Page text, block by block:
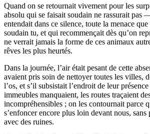
Quand on se retournait vivement pour les
absolu qui se faisait soudain ne rassurait pas
entendait dans ce silence, toute la menace
soudain tu, et qui recommençait dès qu’on
ne verrait jamais la forme de ces animaux
rêves les plus heurtés.
Dans la journée, l’air était pesant de cette
avaient pris soin de nettoyer toutes les villes,
l’os, et s’il subsistait l’endroit de leur
immeubles manquaient, les routes traçaient
incompréhensibles ; on les contournait parce
s’enfoncer encore plus loin devant nous,
avec des ruines.